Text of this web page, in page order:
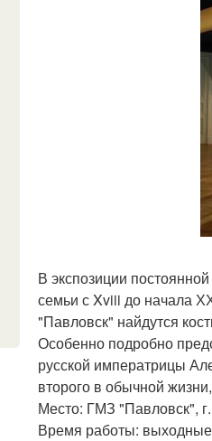
В экспозиции
семьи с Xviii до начала
"Павловск" найдутся
Особенно подробно
русской императрицы
второго в обычной
Место: ГМЗ "Павловск",
Время работы: выходные